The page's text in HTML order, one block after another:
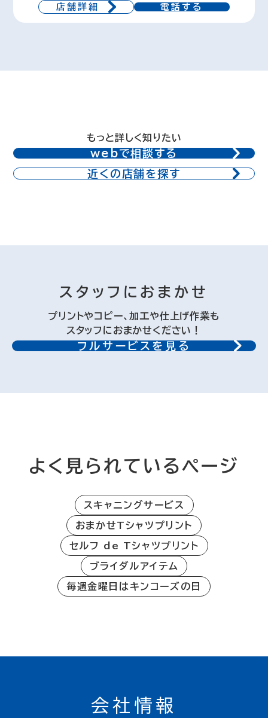
店舗詳細 電話する
もっと詳しく知りたい
webで相談する
近くの店舗を探す
スタッフにおまかせ
プリントやコピー、加工や仕上げ作業も
スタッフにおまかせください！
フルサービスを見る
よく見られているページ
スキャニングサービス
おまかせTシャツプリント
セルフ de Tシャツプリント
ブライダルアイテム
毎週金曜日はキンコーズの日
会社情報